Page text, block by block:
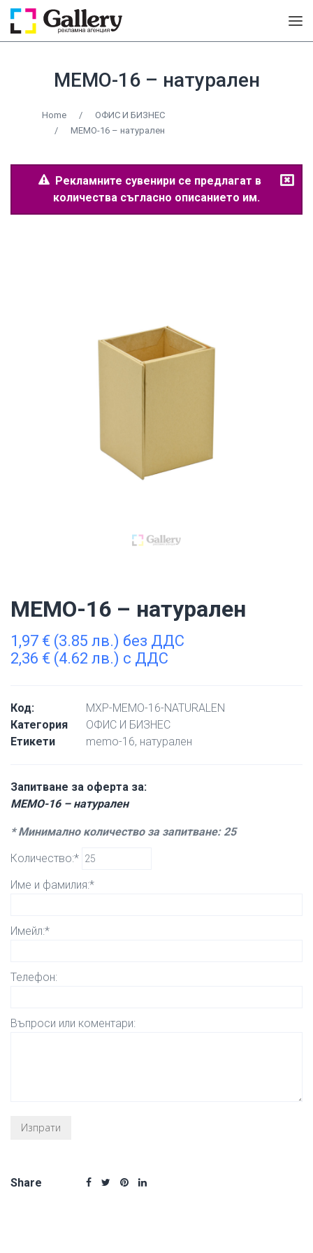
MEMO-16 – натурален
Home /
ОФИС И БИЗНЕС
/
MEMO-16 – натурален
Рекламните сувенири се предлагат в
количества съгласно описанието им.
MEMO-16 – натурален
1,97 € (3.85 лв.) без ДДС
2,36 € (4.62 лв.) с ДДС
Код:
MXP-MEMO-16-NATURALEN
Категория
ОФИС И БИЗНЕС
Етикети
memo-16, натурален
Запитване за оферта за:
MEMO-16 – натурален
* Минимално количество за запитване: 25
Количество:*
Име и фамилия:*
Имейл:*
Телефон:
Въпроси или коментари:
Share